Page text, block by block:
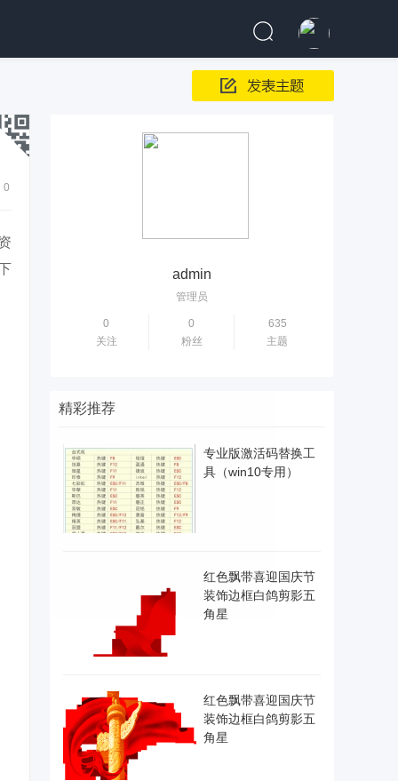
0
admin
管理员
0
关注
0
粉丝
635
主题
精彩推荐
专业版激活码替换工
具（win10专用）
红色飘带喜迎国庆节
装饰边框白鸽剪影五
角星
红色飘带喜迎国庆节
装饰边框白鸽剪影五
角星